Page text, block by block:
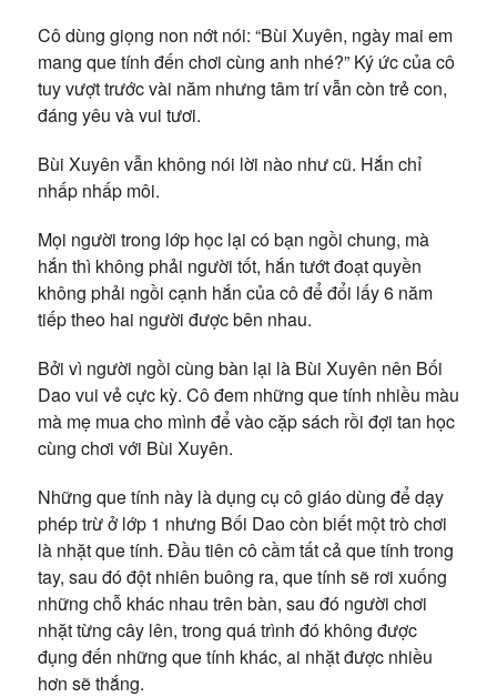
Cô dùng giọng non nớt nói: “Bùi Xuyên, ngày mai em
mang que tính đến chơi cùng anh nhé?” Ký ức của cô
tuy vượt trước vài năm nhưng tâm trí vẫn còn trẻ con,
đáng yêu và vui tươi.
Bùi Xuyên vẫn không nói lời nào như cũ. Hắn chỉ
nhấp nhấp môi.
Mọi người trong lớp học lại có bạn ngồi chung, mà
hắn thì không phải người tốt, hắn tướt đoạt quyền
không phải ngồi cạnh hắn của cô để đổi lấy 6 năm
tiếp theo hai người được bên nhau.
Bởi vì người ngồi cùng bàn lại là Bùi Xuyên nên Bối
Dao vui vẻ cực kỳ. Cô đem những que tính nhiều màu
mà mẹ mua cho mình để vào cặp sách rồi đợi tan học
cùng chơi với Bùi Xuyên.
Những que tính này là dụng cụ cô giáo dùng để dạy
phép trừ ở lớp 1 nhưng Bối Dao còn biết một trò chơi
là nhặt que tính. Đầu tiên cô cầm tất cả que tính trong
tay, sau đó đột nhiên buông ra, que tính sẽ rơi xuống
những chỗ khác nhau trên bàn, sau đó người chơi
nhặt từng cây lên, trong quá trình đó không được
đụng đến những que tính khác, ai nhặt được nhiều
hơn sẽ thắng.